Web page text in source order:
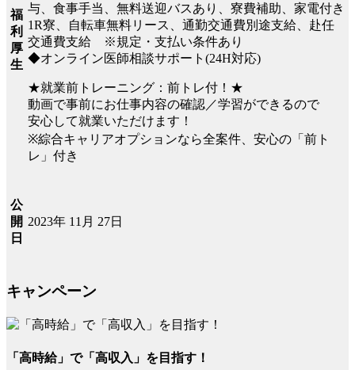
福
利
厚
生
与、食事手当、無料送迎バスあり、寮費補助、家電付き
1R寮、自転車無料リース、通勤交通費別途支給、赴任
交通費支給 ※規定・支払い条件あり
◆オンライン医師相談サポート(24H対応)
★就業前トレーニング：前トレ付！★
動画で事前にお仕事内容の確認／学習ができるので
安心して就業いただけます！
※綜合キャリアオプションなら全案件、安心の「前ト
レ」付き
公
開
日
2023年 11月 27日
キャンペーン
「高時給」で「高収入」を目指す！